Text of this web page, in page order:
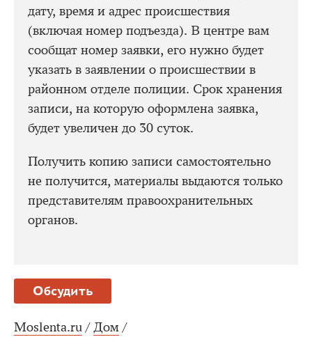
дату, время и адрес происшествия
(включая номер подъезда). В центре вам
сообщат номер заявки, его нужно будет
указать в заявлении о происшествии в
районном отделе полиции. Срок хранения
записи, на которую оформлена заявка,
будет увеличен до 30 суток.
Получить копию записи самостоятельно
не получится, материалы выдаются только
представителям правоохранительных
органов.
Обсудить
Moslenta.ru / Дом /